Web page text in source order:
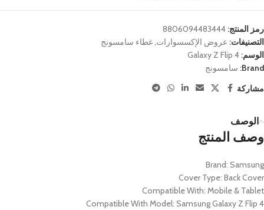
رمز المنتج: 8806094483444
التصنيفات: عروض الإكسسوارات,غطاء سامسونج
الوسم: Galaxy Z Flip 4
Brand: سامسونج
مشاركة
الوصف
وصف المنتج
Brand: Samsung
Cover Type: Back Cover
Compatible With: Mobile & Tablet
Compatible With Model: Samsung Galaxy Z Flip 4